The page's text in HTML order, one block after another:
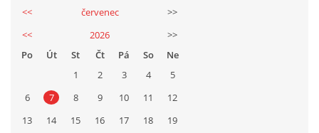
<< červenec
>>
<<
2026
>>
Po
Út St Čt Pá So
Ne
1
2 3 4
5
6
7 8 9 10 11
12
13
14 15 16 17 18
19